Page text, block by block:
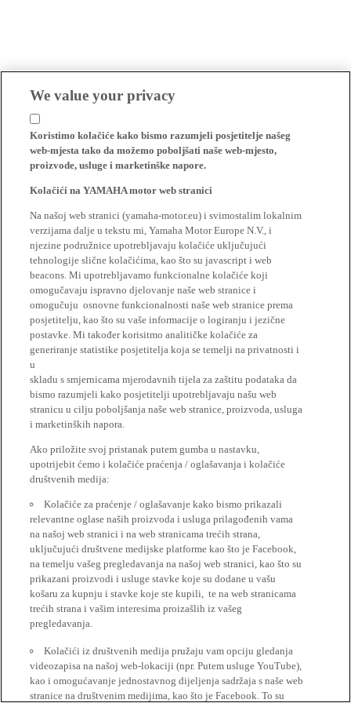
We value your privacy
Koristimo kolačiće kako bismo razumjeli posjetitelje našeg
web-mjesta tako da možemo poboljšati naše web-mjesto,
proizvode, usluge i marketinške napore.
Kolačići na YAMAHA motor web stranici
Na našoj web stranici (yamaha-motor.eu) i svimostalim lokalnim
verzijama dalje u tekstu mi, Yamaha Motor Europe N.V., i
njezine podružnice upotrebljavaju kolačiće uključujući
tehnologije slične kolačićima, kao što su javascript i web
beacons. Mi upotrebljavamo funkcionalne kolačiće koji
omogučavaju ispravno djelovanje naše web stranice i
omogučuju osnovne funkcionalnosti naše web stranice prema
posjetitelju, kao što su vaše informacije o logiranju i jezične
postavke. Mi također korisitmo analitičke kolačiće za
generiranje statistike posjetitelja koja se temelji na privatnosti i
u
skladu s smjernicama mjerodavnih tijela za zaštitu podataka da
bismo razumjeli kako posjetitelji upotrebljavaju našu web
stranicu u cilju poboljšanja naše web stranice, proizvoda, usluga
i marketinških napora.
Ako priložite svoj pristanak putem gumba u nastavku,
upotrijebit ćemo i kolačiće praćenja / oglašavanja i kolačiće
društvenih medija:
Kolačiće za praćenje / oglašavanje kako bismo prikazali
relevantne oglase naših proizvoda i usluga prilagođenih vama
na našoj web stranici i na web stranicama trećih strana,
uključujući društvene medijske platforme kao što je Facebook,
na temelju vašeg pregledavanja na našoj web stranici, kao što su
prikazani proizvodi i usluge stavke koje su dodane u vašu
košaru za kupnju i stavke koje ste kupili, te na web stranicama
trećih strana i vašim interesima proizašlih iz vašeg
pregledavanja.
Kolačići iz društvenih medija pružaju vam opciju gledanja
videozapisa na našoj web-lokaciji (npr. Putem usluge YouTube),
kao i omogućavanje jednostavnog dijeljenja sadržaja s naše web
stranice na društvenim medijima, kao što je Facebook. To su